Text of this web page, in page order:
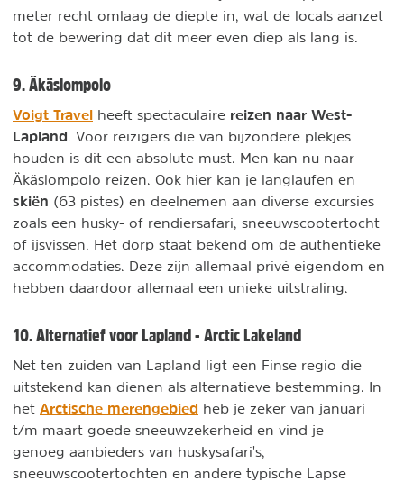
meter recht omlaag de diepte in, wat de locals aanzet
tot de bewering dat dit meer even diep als lang is.
9. Äkäslompolo
Voigt Travel heeft spectaculaire reizen naar West-
Lapland . Voor reizigers die van bijzondere plekjes
houden is dit een absolute must. Men kan nu naar
Äkäslompolo reizen. Ook hier kan je langlaufen en
skiën (63 pistes) en deelnemen aan diverse excursies
zoals een husky- of rendiersafari, sneeuwscootertocht
of ijsvissen. Het dorp staat bekend om de authentieke
accommodaties. Deze zijn allemaal privé eigendom en
hebben daardoor allemaal een unieke uitstraling.
10. Alternatief voor Lapland - Arctic Lakeland
Net ten zuiden van Lapland ligt een Finse regio die
uitstekend kan dienen als alternatieve bestemming. In
het Arctische merengebied heb je zeker van januari
t/m maart goede sneeuwzekerheid en vind je
genoeg aanbieders van huskysafari's,
sneeuwscootertochten en andere typische Lapse